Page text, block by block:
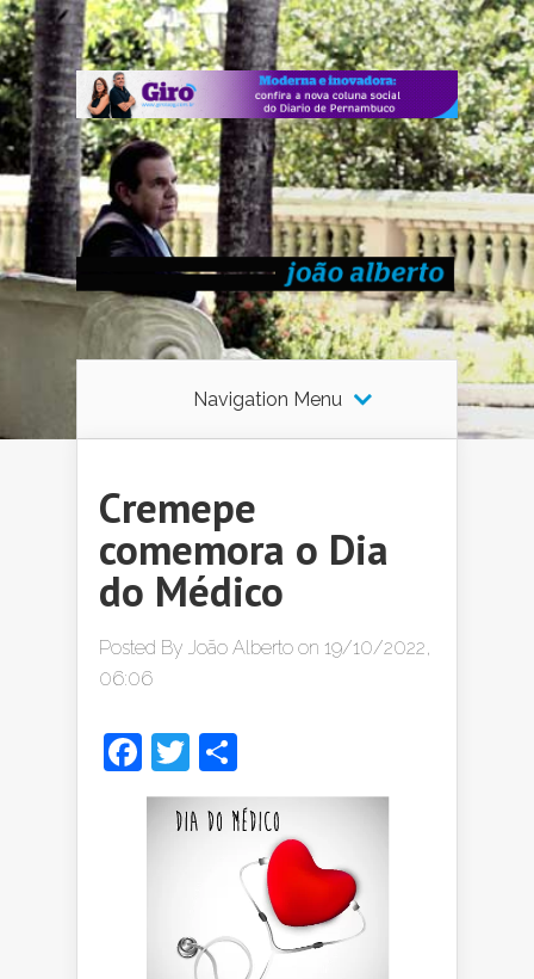
Navigation Menu
Cremepe
comemora o Dia
do Médico
Posted By João Alberto on 19/10/2022,
06:06
Facebook
Twitter